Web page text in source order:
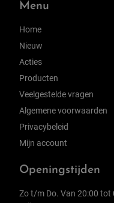
Menu
Home
Nieuw
Acties
Producten
Veelgestelde vragen
Algemene voorwaarden
Privacybeleid
Mijn account
Openingstijden
Zo t/m Do. Van 20:00 tot